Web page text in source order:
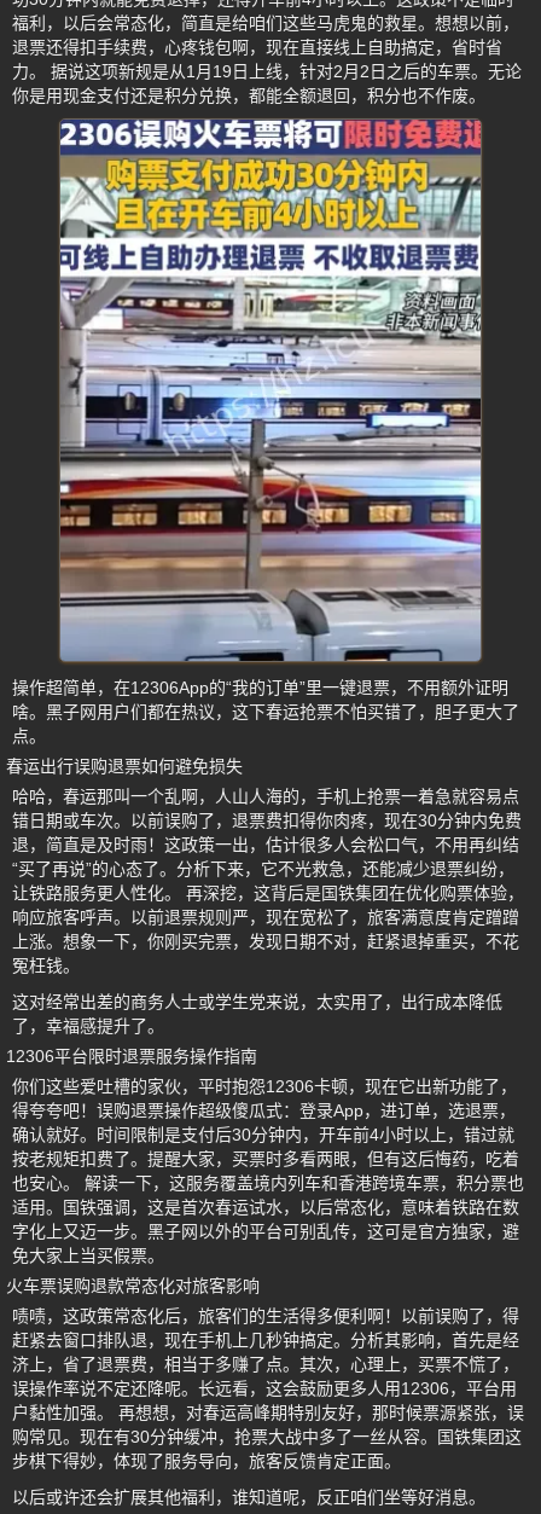
福利，以后会常态化，简直是给咱们这些马虎鬼的救星。想想以前，
退票还得扣手续费，心疼钱包啊，现在直接线上自助搞定，省时省
力。 据说这项新规是从1月19日上线，针对2月2日之后的车票。无论
你是用现金支付还是积分兑换，都能全额退回，积分也不作废。
操作超简单，在12306App的“我的订单”里一键退票，不用额外证明
啥。黑子网用户们都在热议，这下春运抢票不怕买错了，胆子更大了
点。
春运出行误购退票如何避免损失
哈哈，春运那叫一个乱啊，人山人海的，手机上抢票一着急就容易点
错日期或车次。以前误购了，退票费扣得你肉疼，现在30分钟内免费
退，简直是及时雨！这政策一出，估计很多人会松口气，不用再纠结
“买了再说”的心态了。分析下来，它不光救急，还能减少退票纠纷，
让铁路服务更人性化。 再深挖，这背后是国铁集团在优化购票体验，
响应旅客呼声。以前退票规则严，现在宽松了，旅客满意度肯定蹭蹭
上涨。想象一下，你刚买完票，发现日期不对，赶紧退掉重买，不花
冤枉钱。
这对经常出差的商务人士或学生党来说，太实用了，出行成本降低
了，幸福感提升了。
12306平台限时退票服务操作指南
你们这些爱吐槽的家伙，平时抱怨12306卡顿，现在它出新功能了，
得夸夸吧！误购退票操作超级傻瓜式：登录App，进订单，选退票，
确认就好。时间限制是支付后30分钟内，开车前4小时以上，错过就
按老规矩扣费了。提醒大家，买票时多看两眼，但有这后悔药，吃着
也安心。 解读一下，这服务覆盖境内列车和香港跨境车票，积分票也
适用。国铁强调，这是首次春运试水，以后常态化，意味着铁路在数
字化上又迈一步。黑子网以外的平台可别乱传，这可是官方独家，避
免大家上当买假票。
火车票误购退款常态化对旅客影响
啧啧，这政策常态化后，旅客们的生活得多便利啊！以前误购了，得
赶紧去窗口排队退，现在手机上几秒钟搞定。分析其影响，首先是经
济上，省了退票费，相当于多赚了点。其次，心理上，买票不慌了，
误操作率说不定还降呢。长远看，这会鼓励更多人用12306，平台用
户黏性加强。 再想想，对春运高峰期特别友好，那时候票源紧张，误
购常见。现在有30分钟缓冲，抢票大战中多了一丝从容。国铁集团这
步棋下得妙，体现了服务导向，旅客反馈肯定正面。
以后或许还会扩展其他福利，谁知道呢，反正咱们坐等好消息。